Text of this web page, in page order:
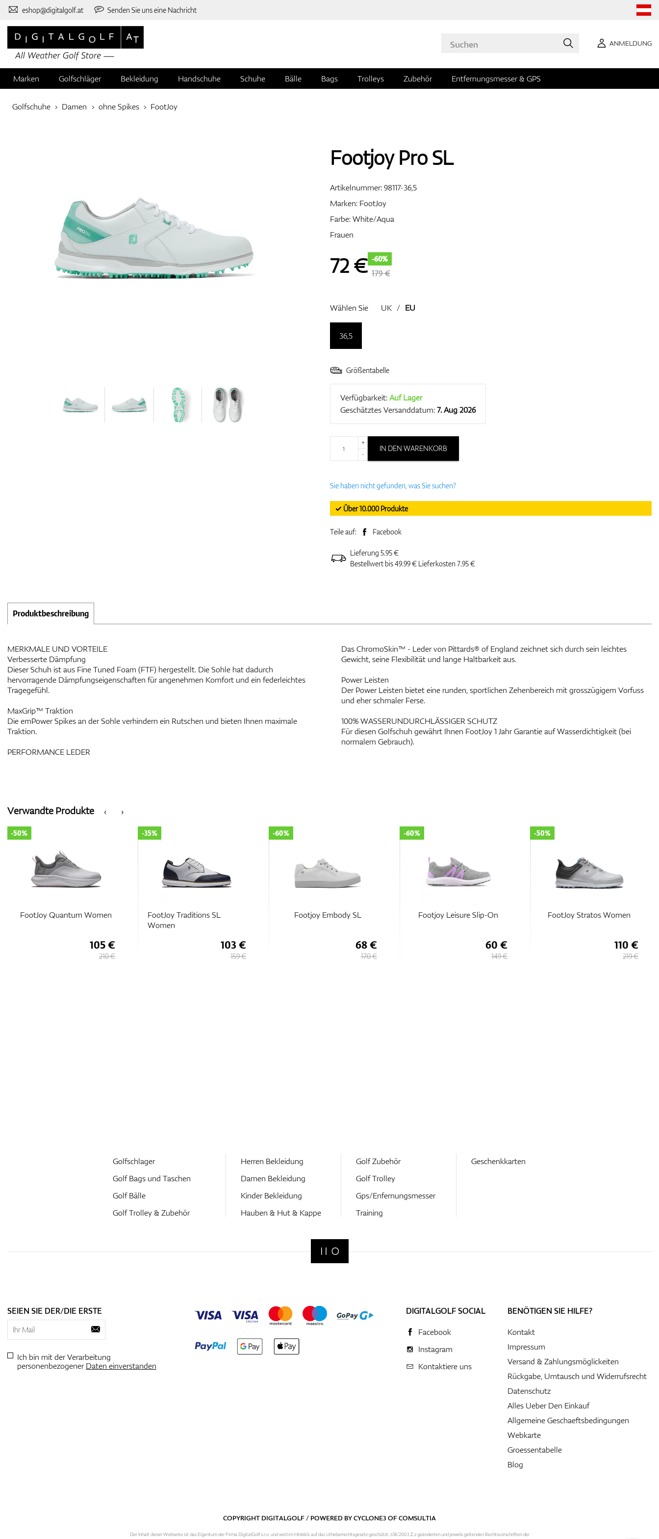
eshop@digitalgolf.at Senden Sie uns eine Nachricht
ANMELDUNG
Marken Golfschläger Bekleidung Handschuhe Schuhe Bälle Bags Trolleys Zubehör Entfernungsmesser & GPS
Golfschuhe Damen ohne Spikes FootJoy
Footjoy Pro SL
Artikelnummer:98117-36,5
Marken: FootJoy
Farbe: White/Aqua
Frauen
72€ -60%
179 €
Wählen Sie UK / EU
36,5
Größentabelle
Verfügbarkeit:Auf Lager
Geschätztes Versanddatum:7. Aug 2026
+
-
IN DEN WARENKORB
Sie haben nicht gefunden, was Sie suchen?
✓ Über 10.000 Produkte
Teile auf: Facebook
Lieferung 5.95 €
Bestellwert bis 49.99 € Lieferkosten 7.95 €
Produktbeschreibung
MERKMALE UND VORTEILE
Verbesserte Dämpfung
Dieser Schuh ist aus Fine Tuned Foam (FTF) hergestellt. Die Sohle hat dadurch
hervorragende Dämpfungseigenschaften für angenehmen Komfort und ein federleichtes
Tragegefühl.
MaxGrip™ Traktion
Die emPower Spikes an der Sohle verhindern ein Rutschen und bieten Ihnen maximale
Traktion.
PERFORMANCE LEDER
Das ChromoSkin™ - Leder von Pittards® of England zeichnet sich durch sein leichtes
Gewicht, seine Flexibilität und lange Haltbarkeit aus.
Power Leisten
Der Power Leisten bietet eine runden, sportlichen Zehenbereich mit grosszügigem Vorfuss
und eher schmaler Ferse.
100% WASSERUNDURCHLÄSSIGER SCHUTZ
Für diesen Golfschuh gewährt Ihnen FootJoy 1 Jahr Garantie auf Wasserdichtigkeit (bei
normalem Gebrauch).
‹
Verwandte Produkte ›
FootJoy Quantum Women
-50%
105 €
210 €
FootJoy Traditions SL
Women
-35%
103 €
159 €
Footjoy Embody SL
-60%
68 €
170 €
Footjoy Leisure Slip-On
-60%
60 €
149 €
FootJoy Stratos Women
-50%
110 €
219 €
Golfschlager
Golf Bags und Taschen
Golf Bälle
Golf Trolley & Zubehör
Herren Bekleidung
Damen Bekleidung
Kinder Bekleidung
Hauben & Hut & Kappe
Golf Zubehör
Golf Trolley
Gps/Enfernungsmesser
Training
Geschenkkarten
SEIEN SIE DER/DIE ERSTE
Ich bin mit der Verarbeitung
personenbezogenerDaten einverstanden
DIGITALGOLF SOCIAL
Facebook
Instagram
Kontaktiere uns
BENÖTIGEN SIE HILFE?
Kontakt
Impressum
Versand & Zahlungsmöglickeiten
Rückgabe, Umtausch und Widerrufsrecht
Datenschutz
Alles Ueber Den Einkauf
Allgemeine Geschaeftsbedingungen
Webkarte
Groessentabelle
Blog
COPYRIGHT DIGITALGOLF / POWERED BYCYCLONE3OFCOMSULTIA
Der Inhalt dieser Webseite ist das Eigentum der Firma DigitalGolf s.r.o. und wird im Hinblick auf das Urheberrechtsgesetz geschützt. 618/2003 Z.z geänderten und jeweils geltenden Rechtsvorschriften der